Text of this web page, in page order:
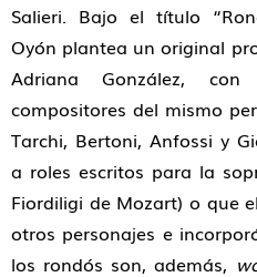
Salieri. Bajo el título
Oyón plantea un original
Adriana González,
compositores del mismo
Tarchi, Bertoni, Anfossi y
a roles escritos para la
Fiordiligi de Mozart) o que
otros personajes e
los rondós son, además,